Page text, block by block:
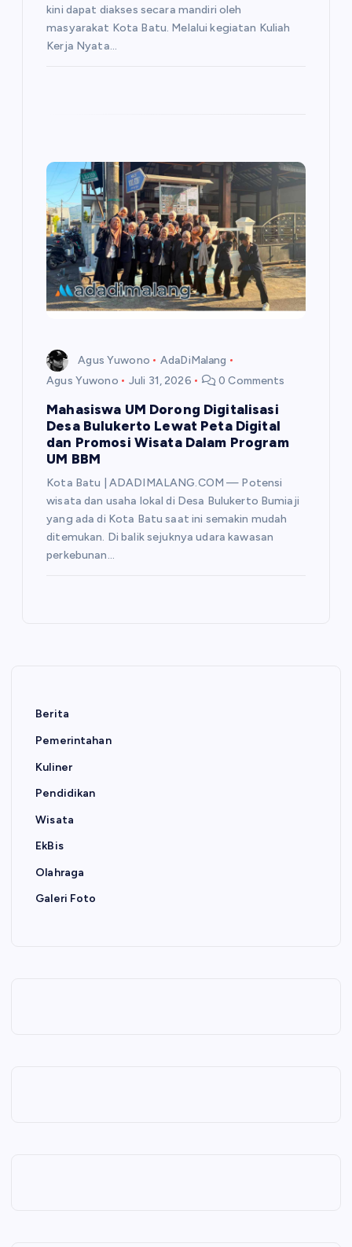
kini dapat diakses secara mandiri oleh
masyarakat Kota Batu. Melalui kegiatan Kuliah
Kerja Nyata…
Agus Yuwono
AdaDiMalang
Agus Yuwono
Juli 31, 2026 0 Comments
Mahasiswa UM Dorong Digitalisasi
Desa Bulukerto Lewat Peta Digital
dan Promosi Wisata Dalam Program
UM BBM
Kota Batu | ADADIMALANG.COM — Potensi
wisata dan usaha lokal di Desa Bulukerto Bumiaji
yang ada di Kota Batu saat ini semakin mudah
ditemukan. Di balik sejuknya udara kawasan
perkebunan…
Berita
Pemerintahan
Kuliner
Pendidikan
Wisata
EkBis
Olahraga
Galeri Foto